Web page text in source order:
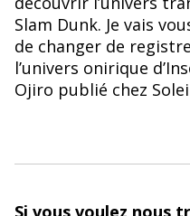
Slam Dunk. Je vais
de changer de
l’univers onirique
Ojiro publié chez
Si vous voulez nous